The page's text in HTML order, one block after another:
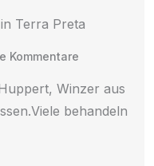
Terra Preta
Kommentare
Winzer aus
behandeln